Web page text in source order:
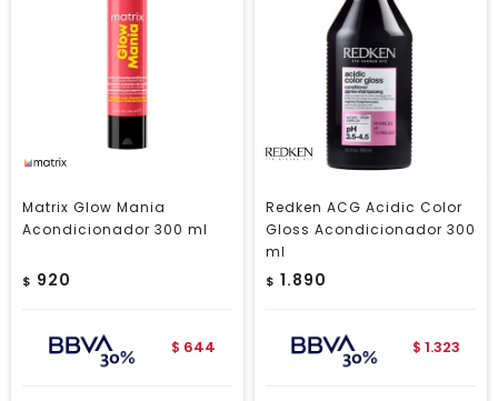
Matrix Glow Mania
Acondicionador 300 ml
$ 920
$ 644
Redken ACG Acidic Color
Gloss Acondicionador 300
ml
$ 1.890
$ 1.323